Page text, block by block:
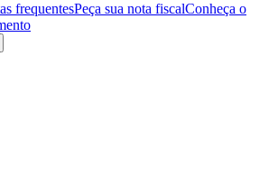
frequentesPeça sua nota fiscalConheça o